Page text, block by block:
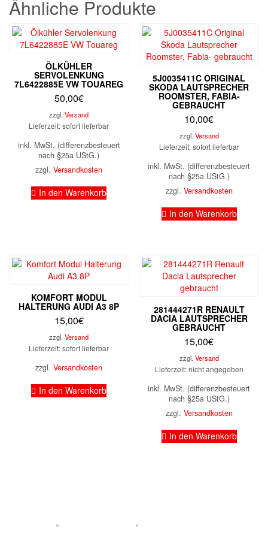
Ähnliche Produkte
ÖLKÜHLER
SERVOLENKUNG
7L6422885E VW TOUAREG
50,00€
zzgl.Versand
Lieferzeit: sofort lieferbar
inkl. MwSt. (differenzbesteuert
nach §25a UStG.)
zzgl.Versandkosten
In den Warenkorb
5J0035411C ORIGINAL
SKODA LAUTSPRECHER
ROOMSTER, FABIA-
GEBRAUCHT
10,00€
zzgl. Versand
Lieferzeit: sofort lieferbar
inkl. MwSt. (differenzbesteuert
nach §25a UStG.)
zzgl. Versandkosten
In den Warenkorb
KOMFORT MODUL
HALTERUNG AUDI A3 8P
15,00€
zzgl.Versand
Lieferzeit: sofort lieferbar
zzgl.Versandkosten
In den Warenkorb
281444271R RENAULT
DACIA LAUTSPRECHER
GEBRAUCHT
15,00€
zzgl. Versand
Lieferzeit: nicht angegeben
inkl. MwSt. (differenzbesteuert
nach §25a UStG.)
zzgl. Versandkosten
In den Warenkorb